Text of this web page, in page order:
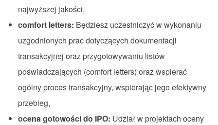
najwyższej jakości,
comfort letters: Będziesz uczestniczyć w wykonaniu
uzgodnionych prac dotyczących dokumentacji
transakcyjnej oraz przygotowywaniu listów
poświadczających (comfort letters) oraz wspierać
ogólny proces transakcyjny, wspierając jego efektywny
przebieg,
ocena gotowości do IPO: Udział w projektach oceny